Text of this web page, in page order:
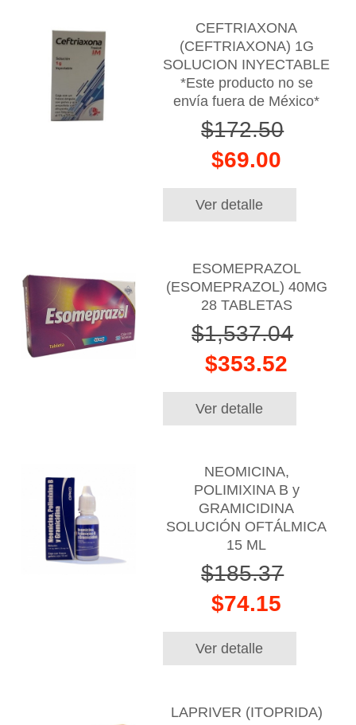
CEFTRIAXONA
(CEFTRIAXONA) 1G
SOLUCION INYECTABLE
*Este producto no se
envía fuera de México*
$172.50
$69.00
Ver detalle
ESOMEPRAZOL
(ESOMEPRAZOL) 40MG
28 TABLETAS
$1,537.04
$353.52
Ver detalle
NEOMICINA,
POLIMIXINA B y
GRAMICIDINA
SOLUCIÓN OFTÁLMICA
15 ML
$185.37
$74.15
Ver detalle
LAPRIVER (ITOPRIDA)